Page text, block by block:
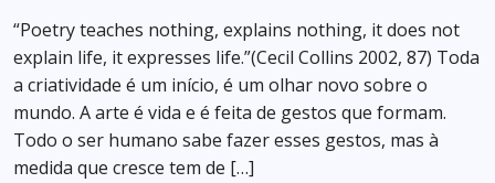
“Poetry teaches nothing, explains nothing, it does not
explain life, it expresses life.”(Cecil Collins 2002, 87) Toda
a criatividade é um início, é um olhar novo sobre o
mundo. A arte é vida e é feita de gestos que formam.
Todo o ser humano sabe fazer esses gestos, mas à
medida que cresce tem de […]